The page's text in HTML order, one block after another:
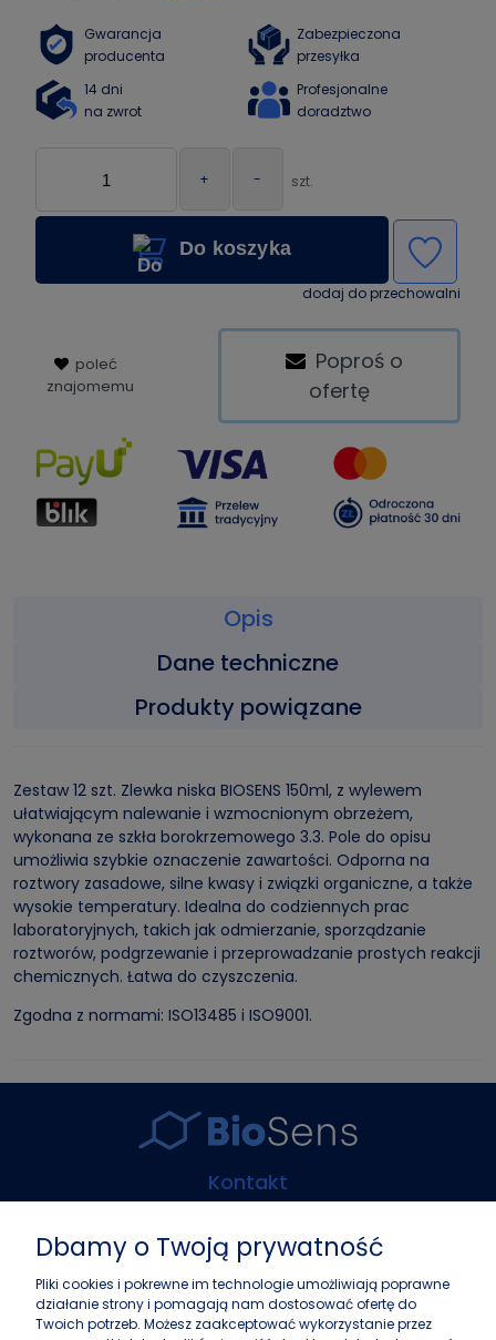
Gwarancja
producenta
Zabezpieczona
przesyłka
14 dni
na zwrot
Profesjonalne
doradztwo
+ - szt.
Do koszyka
dodaj do przechowalni
poleć
znajomemu
Poproś o
ofertę
Opis
Dane techniczne
Produkty powiązane
Zestaw 12 szt. Zlewka niska BIOSENS 150ml, z wylewem
ułatwiającym nalewanie i wzmocnionym obrzeżem,
wykonana ze szkła borokrzemowego 3.3. Pole do opisu
umożliwia szybkie oznaczenie zawartości. Odporna na
roztwory zasadowe, silne kwasy i związki organiczne, a także
wysokie temperatury. Idealna do codziennych prac
laboratoryjnych, takich jak odmierzanie, sporządzanie
roztworów, podgrzewanie i przeprowadzanie prostych reakcji
chemicznych. Łatwa do czyszczenia.
Zgodna z normami: ISO13485 i ISO9001.
Kontakt
ul. Górczewska 216
01-460 Warszawa
+48 22 243 37 87
info@biosens.pl
Dbamy o Twoją prywatność
Pliki cookies i pokrewne im technologie umożliwiają poprawne
działanie strony i pomagają nam dostosować ofertę do
Twoich potrzeb. Możesz zaakceptować wykorzystanie przez